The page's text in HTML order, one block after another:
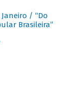
/ “Do
Brasileira”